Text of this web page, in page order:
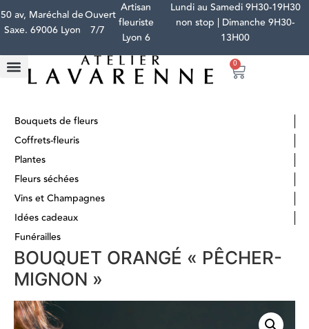
50 av, Maréchal de
Saxe. 69006 Lyon
Ouvert
7/7
Artisan
fleuriste
Lyon 6
Lundi au Samedi 9H30-19H30
non stop | Dimanche 9H30-
13H00
0
Bouquets de fleurs
Coffrets-fleuris
Plantes
Fleurs séchées
Vins et Champagnes
Idées cadeaux
Funérailles
BOUQUET ORANGÉ « PÊCHER-
MIGNON »